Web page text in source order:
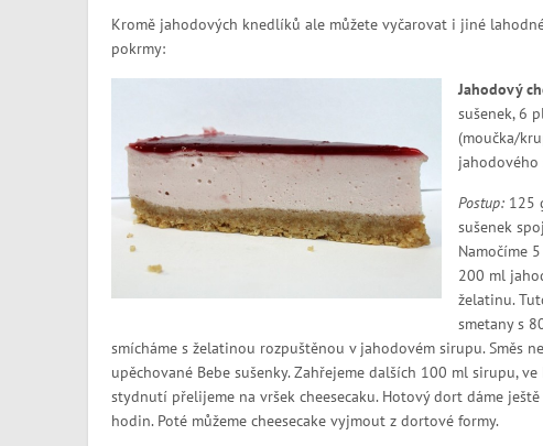
Kromě jahodových knedlíků ale můžete vyčarovat i jiné
pokrmy:
Jahodový
sušenek, 6
(moučka/
jahodového
Postup:125
sušenek
Namočíme
200 ml
želatinu.
smetany s
smícháme s želatinou rozpuštěnou v jahodovém sirupu. Směs
upěchované Bebe sušenky. Zahřejeme dalších 100 ml sirupu,
stydnutí přelijeme na vršek cheesecaku. Hotový dort dáme
hodin. Poté můžeme cheesecake vyjmout z dortové formy.